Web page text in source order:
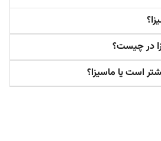
در چیست؟
است یا ماسیزا؟